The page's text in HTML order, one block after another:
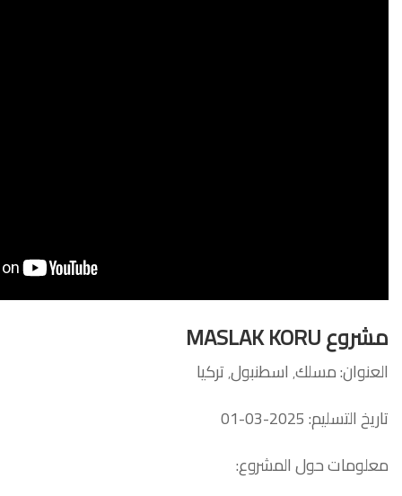
مشروع
العنوان: مسلك٬ اسطنبول٬ تركيا
تاريخ التسليم: 2025-03-01
معلومات حول المشروع: